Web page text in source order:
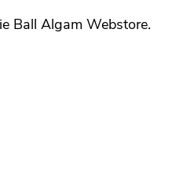
Ball Algam Webstore.